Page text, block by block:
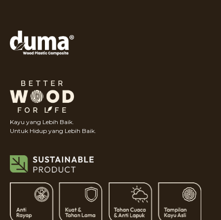
Kayu yang Lebih Baik.
Untuk Hidup yang Lebih Baik.